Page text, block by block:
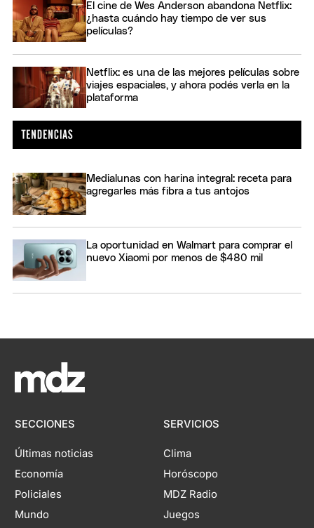
El cine de Wes Anderson abandona Netflix:
¿hasta cuándo hay tiempo de ver sus
películas?
Netflix: es una de las mejores películas sobre
viajes espaciales, y ahora podés verla en la
plataforma
Medialunas con harina integral: receta para
agregarles más fibra a tus antojos
La oportunidad en Walmart para comprar el
nuevo Xiaomi por menos de $480 mil
SECCIONES
Últimas noticias
Economía
Policiales
Mundo
SERVICIOS
Clima
Horóscopo
MDZ Radio
Juegos